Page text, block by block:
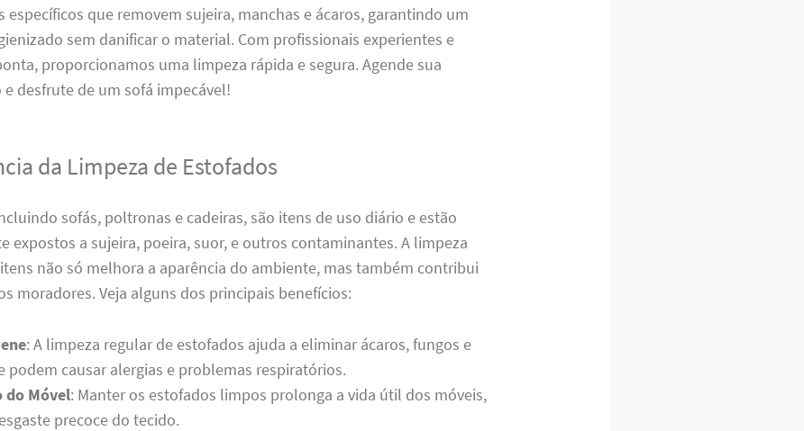
que removem sujeira, manchas e ácaros, garantindo um
sem danificar o material. Com profissionais experientes e
proporcionamos uma limpeza rápida e segura. Agende sua
e desfrute de um sofá impecável!
da Limpeza de Estofados
sofás, poltronas e cadeiras, são itens de uso diário e estão
expostos a sujeira, poeira, suor, e outros contaminantes. A limpeza
não só melhora a aparência do ambiente, mas também contribui
moradores. Veja alguns dos principais benefícios:
: A limpeza regular de estofados ajuda a eliminar ácaros, fungos e
podem causar alergias e problemas respiratórios.
do Móvel: Manter os estofados limpos prolonga a vida útil dos móveis,
precoce do tecido.